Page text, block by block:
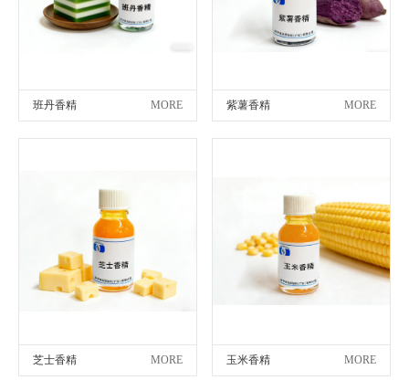
班丹香精 MORE 紫薯香精 MORE
芝士香精 MORE 玉米香精 MORE